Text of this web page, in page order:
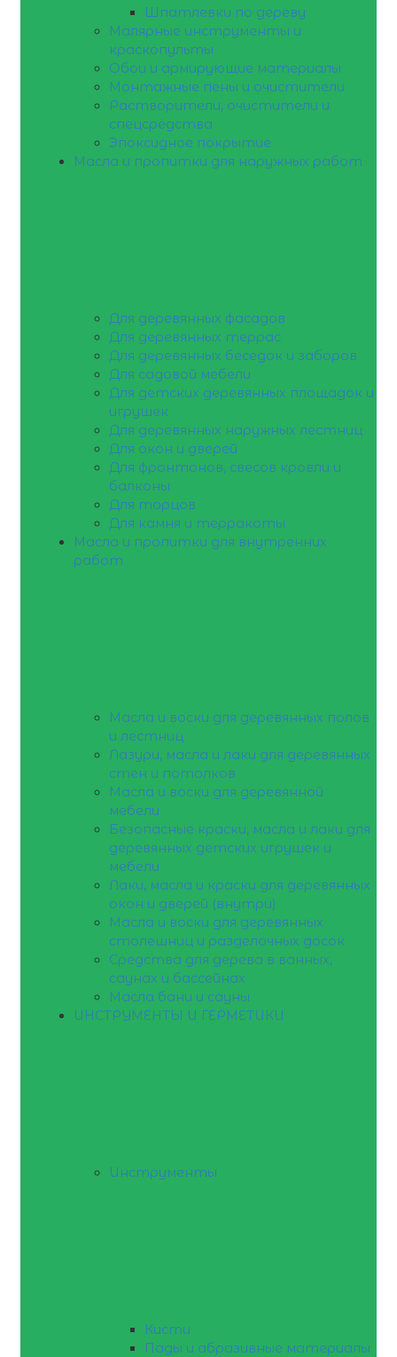
Шпатлевки по дереву
Малярные инструменты и
краскопульты
Обои и армирующие материалы
Монтажные пены и очистители
Растворители, очистители и
спецсредства
Эпоксидное покрытие
Масла и пропитки для наружных работ
Для деревянных фасадов
Для деревянных террас
Для деревянных беседок и заборов
Для садовой мебели
Для детских деревянных площадок и
игрушек
Для деревянных наружных лестниц
Для окон и дверей
Для фронтонов, свесов кровли и
балконы
Для торцов
Для камня и терракоты
Масла и пропитки для внутренних
работ
Масла и воски для деревянных полов
и лестниц
Лазури, масла и лаки для деревянных
стен и потолков
Масла и воски для деревянной
мебели
Безопасные краски, масла и лаки для
деревянных детских игрушек и
мебели
Лаки, масла и краски для деревянных
окон и дверей (внутри)
Масла и воски для деревянных
столешниц и разделочных досок
Средства для дерева в ванных,
саунах и бассейнах
Масла бани и сауны
ИНСТРУМЕНТЫ И ГЕРМЕТИКИ
Инструменты
Кисти
Пады и абразивные материалы